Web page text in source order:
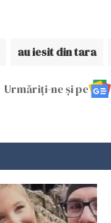
au iesit din tara
Urmăriți-ne și pe